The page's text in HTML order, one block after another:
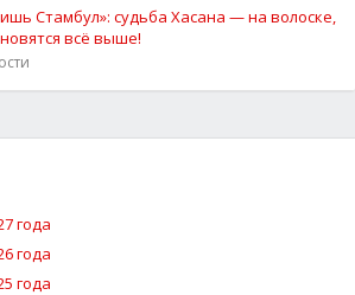
Стамбул»: судьба Хасана — на волоске,
всё выше!
года
года
года